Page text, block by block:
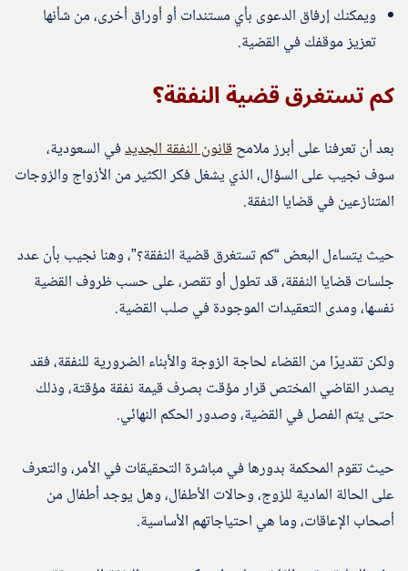
ويمكنك إرفاق الدعوى بأي مستندات أو أوراق أخرى، من شأنها
تعزيز موقفك في القضية.
كم تستغرق قضية النفقة؟
بعد أن تعرفنا على أبرز ملامحقانون النفقة الجديدفي السعودية،
سوف نجيب على السؤال، الذي يشغل فكر الكثير من الأزواج والزوجات
المتنازعين في قضايا النفقة.
حيث يتساءل البعض “كم تستغرق قضية النفقة؟”، وهنا نجيب بأن عدد
جلسات قضايا النفقة، قد تطول أو تقصر، على حسب ظروف القضية
نفسها، ومدى التعقيدات الموجودة في صلب القضية.
ولكن تقديرًا من القضاء لحاجة الزوجة والأبناء الضرورية للنفقة، فقد
يصدر القاضي المختص قرار مؤقت بصرف قيمة نفقة مؤقتة، وذلك
حتى يتم الفصل في القضية، وصدور الحكم النهائي.
حيث تقوم المحكمة بدورها في مباشرة التحقيقات في الأمر، والتعرف
على الحالة المادية للزوج، وحالات الأطفال، وهل يوجد أطفال من
أصحاب الإعاقات، وما هي احتياجاتهم الأساسية.